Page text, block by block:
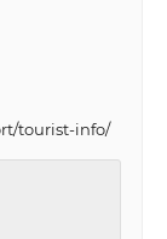
tourist-info/